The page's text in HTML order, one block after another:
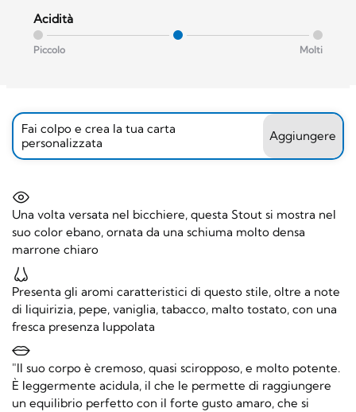
Acidità
Piccolo Molti
Fai colpo e crea la tua carta
personalizzata
Aggiungere
Una volta versata nel bicchiere, questa Stout si mostra nel
suo color ebano, ornata da una schiuma molto densa
marrone chiaro
Presenta gli aromi caratteristici di questo stile, oltre a note
di liquirizia, pepe, vaniglia, tabacco, malto tostato, con una
fresca presenza luppolata
"Il suo corpo è cremoso, quasi sciropposo, e molto potente.
È leggermente acidula, il che le permette di raggiungere
un equilibrio perfetto con il forte gusto amaro, che si